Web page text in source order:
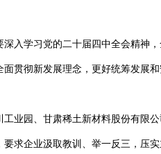
入学习党的二十届四中全会精神
贯彻新发展理念，更好统筹发展
业园、甘肃稀土新材料股份有限
求企业汲取教训、举一反三，压